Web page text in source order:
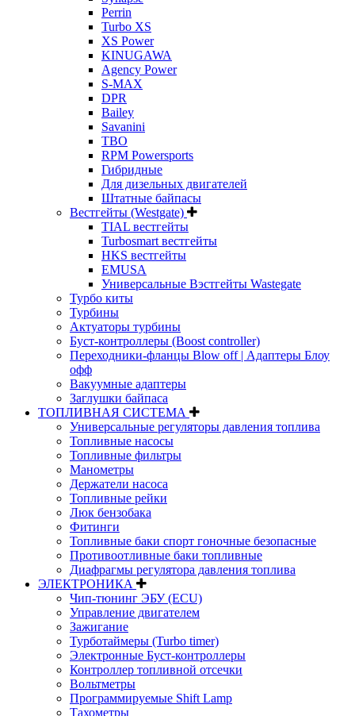
Perrin
Turbo XS
XS Power
KINUGAWA
Agency Power
S-MAX
DPR
Bailey
Savanini
TBO
RPM Powersports
Гибридные
Для дизельных двигателей
Штатные байпасы
Вестгейты (Westgate)
TIAL вестгейты
Turbosmart вестгейты
HKS вестгейты
EMUSA
Универсальные Вэстгейты Wastegate
Турбо киты
Турбины
Актуаторы турбины
Буст-контроллеры (Boost controller)
Переходники-фланцы Blow off | Адаптеры Блоу
офф
Вакуумные адаптеры
Заглушки байпаса
ТОПЛИВНАЯ СИСТЕМА
Универсальные регуляторы давления топлива
Топливные насосы
Топливные фильтры
Манометры
Держатели насоса
Топливные рейки
Люк бензобака
Фитинги
Топливные баки спорт гоночные безопасные
Противоотливные баки топливные
Диафрагмы регулятора давления топлива
ЭЛЕКТРОНИКА
Чип-тюнинг ЭБУ (ECU)
Управление двигателем
Зажигание
Турботаймеры (Turbo timer)
Электронные Буст-контроллеры
Контроллер топливной отсечки
Вольтметры
Программируемые Shift Lamp
Тахометры